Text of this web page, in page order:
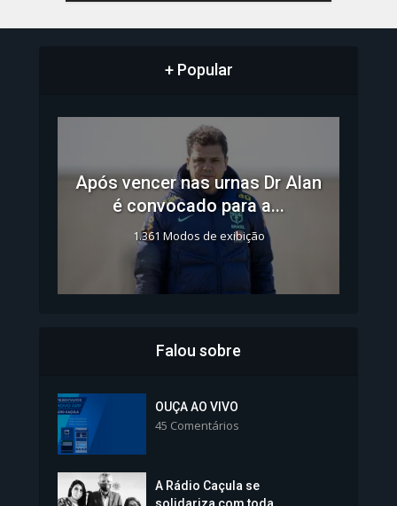
+ Popular
Após vencer nas urnas Dr Alan
é convocado para a...
1.361 Modos de exibição
Colégios da Polícia...
Falou sobre
OUÇA AO VIVO
45 Comentários
A Rádio Caçula se